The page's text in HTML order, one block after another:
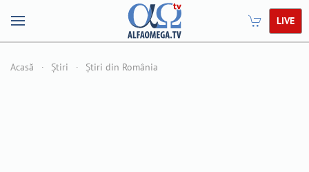
LIVE
Acasă Știri Știri din România